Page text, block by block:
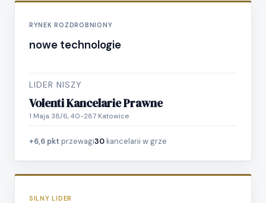
RYNEK ROZDROBNIONY
nowe technologie
LIDER NISZY
Volenti Kancelarie Prawne
1 Maja 38/6, 40-287 Katowice
+6,6 pkt przewagi30 kancelarii w grze
SILNY LIDER